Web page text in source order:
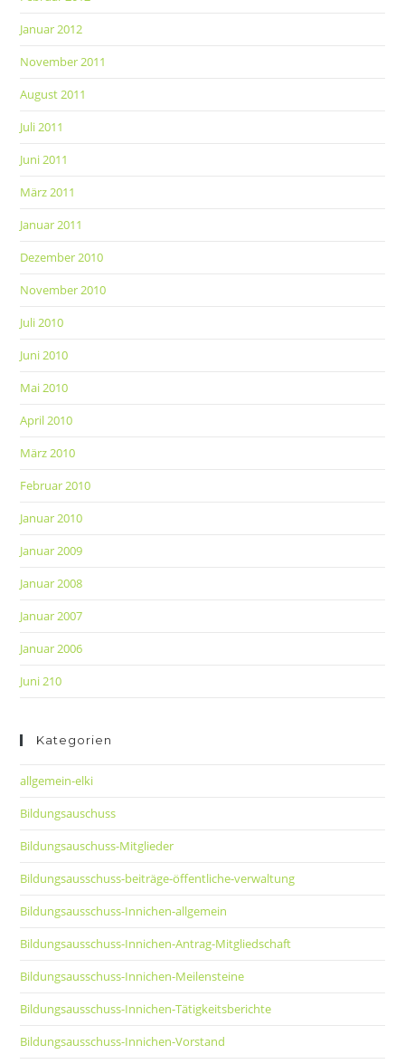
Januar 2012
November 2011
August 2011
Juli 2011
Juni 2011
März 2011
Januar 2011
Dezember 2010
November 2010
Juli 2010
Juni 2010
Mai 2010
April 2010
März 2010
Februar 2010
Januar 2010
Januar 2009
Januar 2008
Januar 2007
Januar 2006
Juni 210
Kategorien
allgemein-elki
Bildungsauschuss
Bildungsauschuss-Mitglieder
Bildungsausschuss-beiträge-öffentliche-verwaltung
Bildungsausschuss-Innichen-allgemein
Bildungsausschuss-Innichen-Antrag-Mitgliedschaft
Bildungsausschuss-Innichen-Meilensteine
Bildungsausschuss-Innichen-Tätigkeitsberichte
Bildungsausschuss-Innichen-Vorstand